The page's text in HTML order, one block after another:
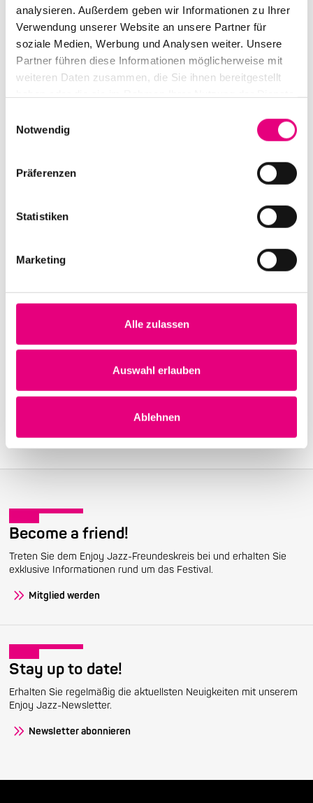
analysieren. Außerdem geben wir Informationen zu Ihrer
Verwendung unserer Website an unsere Partner für
soziale Medien, Werbung und Analysen weiter. Unsere
Partner führen diese Informationen möglicherweise mit
weiteren Daten zusammen, die Sie ihnen bereitgestellt
Notwendig
Präferenzen
Statistiken
Marketing
Alle zulassen
Auswahl erlauben
Ablehnen
Zum Programm
Become a friend!
Treten Sie dem Enjoy Jazz-Freundeskreis bei und erhalten Sie
exklusive Informationen rund um das Festival.
Mitglied werden
Stay up to date!
Erhalten Sie regelmäßig die aktuellsten Neuigkeiten mit unserem
Enjoy Jazz-Newsletter.
Newsletter abonnieren